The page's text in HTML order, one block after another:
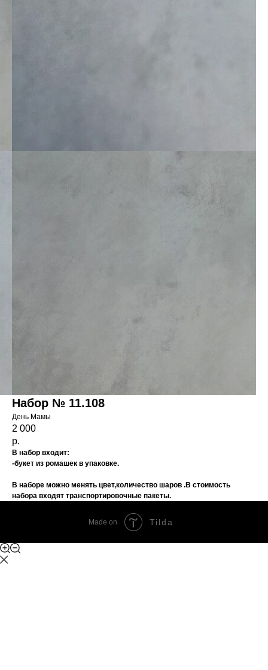
Набор № 11.108
День Мамы
2 000
р.
В набор входит:
-букет из ромашек в упаковке.
В наборе можно менять цвет,количество шаров .В стоимость
набора входят транспортировочные пакеты.
Made on Tilda